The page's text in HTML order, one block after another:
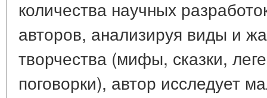
количества научных
авторов, анализируя виды и
творчества (мифы, сказки,
поговорки), автор исследует